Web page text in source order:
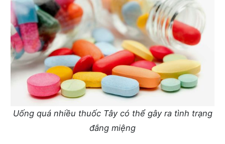
Uống quá nhiều thuốc Tây có thể gây ra tình trạng
đắng miệng